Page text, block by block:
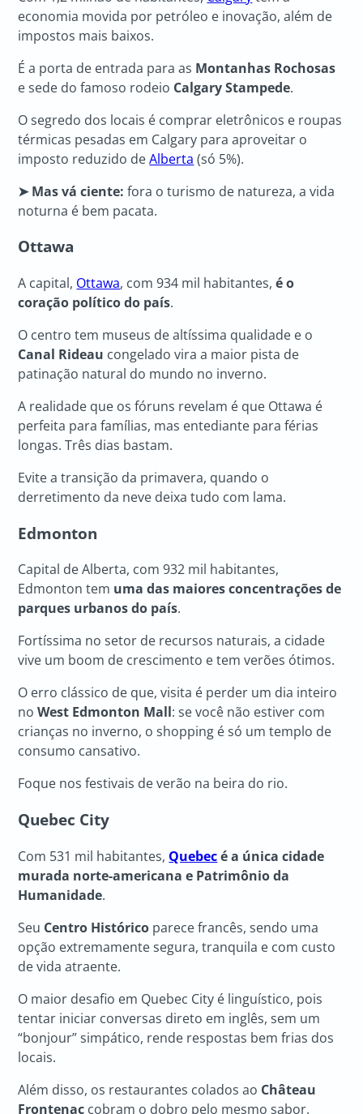
economia movida por petróleo e inovação, além de
impostos mais baixos.
É a porta de entrada para as Montanhas Rochosas
e sede do famoso rodeio Calgary Stampede.
O segredo dos locais é comprar eletrônicos e roupas
térmicas pesadas em Calgary para aproveitar o
imposto reduzido deAlberta (só 5%).
➤ Mas vá ciente: fora o turismo de natureza, a vida
noturna é bem pacata.
Ottawa
A capital, Ottawa, com 934 mil habitantes,é o
coração político do país.
O centro tem museus de altíssima qualidade e o
Canal Rideau congelado vira a maior pista de
patinação natural do mundo no inverno.
A realidade que os fóruns revelam é que Ottawa é
perfeita para famílias, mas entediante para férias
longas. Três dias bastam.
Evite a transição da primavera, quando o
derretimento da neve deixa tudo com lama.
Edmonton
Capital de Alberta, com 932 mil habitantes,
Edmonton tem uma das maiores concentrações de
parques urbanos do país.
Fortíssima no setor de recursos naturais, a cidade
vive um boom de crescimento e tem verões ótimos.
O erro clássico de que, visita é perder um dia inteiro
noWest Edmonton Mall: se você não estiver com
crianças no inverno, o shopping é só um templo de
consumo cansativo.
Foque nos festivais de verão na beira do rio.
Quebec City
Com 531 mil habitantes, Quebecé a única cidade
murada norte-americana e Patrimônio da
Humanidade.
Seu Centro Histórico parece francês, sendo uma
opção extremamente segura, tranquila e com custo
de vida atraente.
O maior desafio em Quebec City é linguístico, pois
tentar iniciar conversas direto em inglês, sem um
“bonjour” simpático, rende respostas bem frias dos
locais.
Além disso, os restaurantes colados ao Château
Frontenac cobram o dobro pelo mesmo sabor.